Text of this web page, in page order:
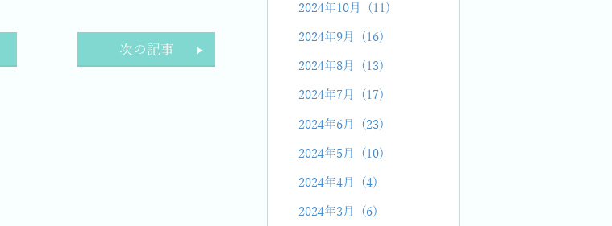
次の記事
2024年10月 (11)
2024年9月 (16)
2024年8月 (13)
2024年7月 (17)
2024年6月 (23)
2024年5月 (10)
2024年4月 (4)
2024年3月 (6)